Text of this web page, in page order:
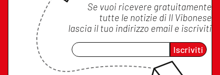
Se vuoi ricevere gratuitamente
tutte le notizie di Il Vibonese
lascia il tuo indirizzo email e iscriviti
Iscriviti